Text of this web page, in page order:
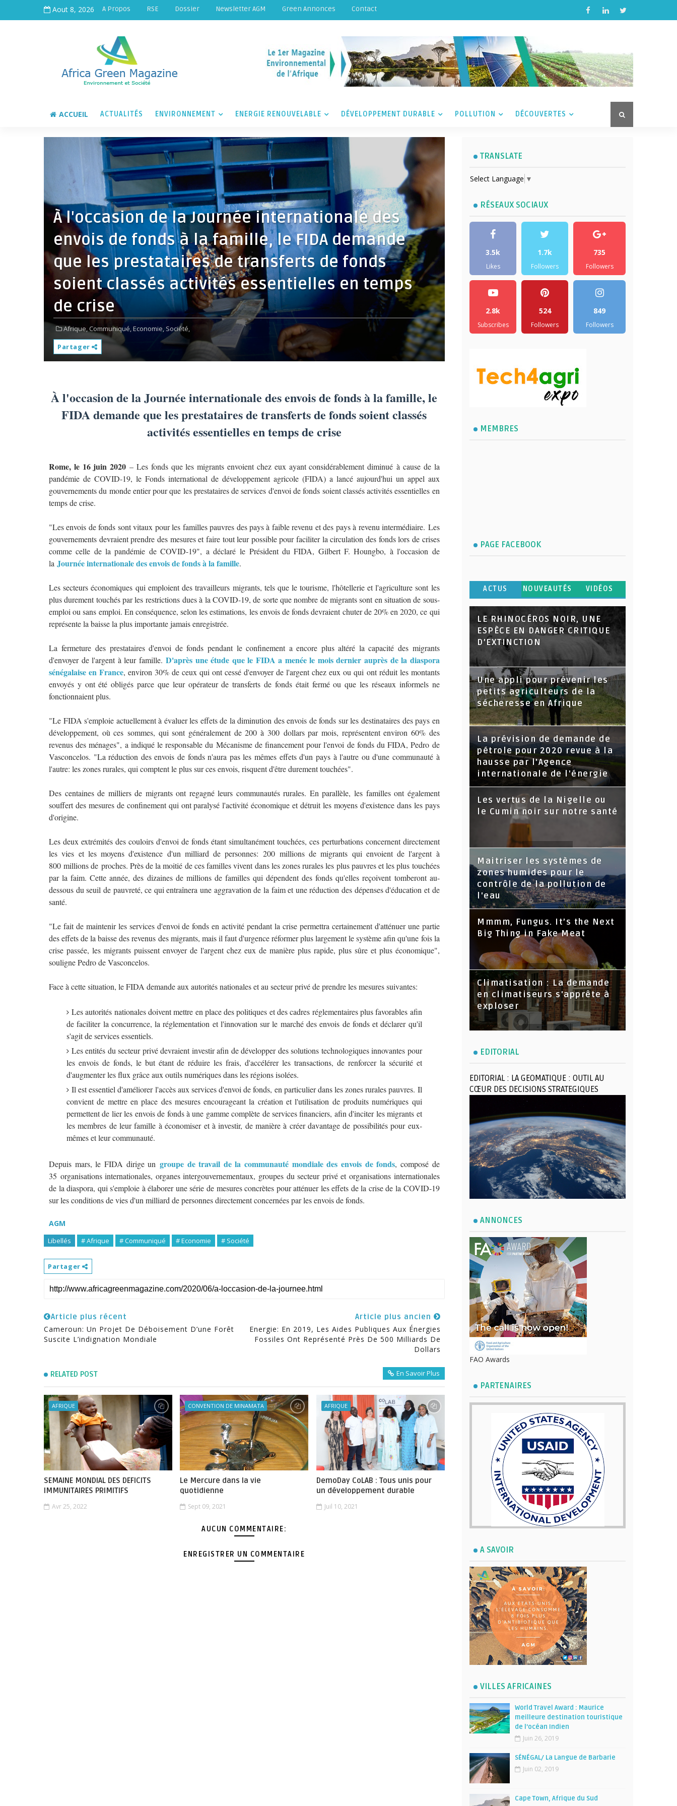
Aout 8, 2026 A Propos RSE Dossier Newsletter AGM Green Annonces Contact
ACCUEIL ACTUALITÉS ENVIRONNEMENT ENERGIE RENOUVELABLE DÉVELOPPEMENT DURABLE POLLUTION DÉCOUVERTES
À l'occasion de la Journée internationale des
envois de fonds à la famille, le FIDA demande
que les prestataires de transferts de fonds
soient classés activités essentielles en temps
de crise
Afrique,Communiqué,Economie, Société,
Partager
À l'occasion de la Journée internationale des envois de fonds à la famille, le
FIDA demande que les prestataires de transferts de fonds soient classés
activités essentielles en temps de crise
Rome, le 16 juin 2020 – Les fonds que les migrants envoient chez eux ayant considérablement diminué à cause de la
pandémie de COVID-19, le Fonds international de développement agricole (FIDA) a lancé aujourd'hui un appel aux
gouvernements du monde entier pour que les prestataires de services d'envoi de fonds soient classés activités essentielles en
temps de crise.
"Les envois de fonds sont vitaux pour les familles pauvres des pays à faible revenu et des pays à revenu intermédiaire. Les
gouvernements devraient prendre des mesures et faire tout leur possible pour faciliter la circulation des fonds lors de crises
comme celle de la pandémie de COVID-19", a déclaré le Président du FIDA, Gilbert F. Houngbo, à l'occasion de
la Journée internationale des envois de fonds à la famille.
Les secteurs économiques qui emploient des travailleurs migrants, tels que le tourisme, l'hôtellerie et l'agriculture sont les
plus durement touchés par les restrictions dues à la COVID-19, de sorte que nombre de migrants sont en situation de sous-
emploi ou sans emploi. En conséquence, selon les estimations, les envois de fonds devraient chuter de 20% en 2020, ce qui
représente la baisse la plus importante jamais enregistrée.
La fermeture des prestataires d'envoi de fonds pendant le confinement a encore plus altéré la capacité des migrants
d'envoyer de l'argent à leur famille.D'après une étude que le FIDA a menée le mois dernier auprès de la diaspora
sénégalaise en France, environ 30% de ceux qui ont cessé d'envoyer de l'argent chez eux ou qui ont réduit les montants
envoyés y ont été obligés parce que leur opérateur de transferts de fonds était fermé ou que les réseaux informels ne
fonctionnaient plus.
"Le FIDA s'emploie actuellement à évaluer les effets de la diminution des envois de fonds sur les destinataires des pays en
développement, où ces sommes, qui sont généralement de 200 à 300 dollars par mois, représentent environ 60% des
revenus des ménages", a indiqué le responsable du Mécanisme de financement pour l'envoi de fonds du FIDA, Pedro de
Vasconcelos. "La réduction des envois de fonds n'aura pas les mêmes effets d'un pays à l'autre ou d'une communauté à
l'autre: les zones rurales, qui comptent le plus sur ces envois, risquent d'être durement touchées".
Des centaines de milliers de migrants ont regagné leurs communautés rurales. En parallèle, les familles ont également
souffert des mesures de confinement qui ont paralysé l'activité économique et détruit les moyens d'existence dans les pays
d'origine.
Les deux extrémités des couloirs d'envoi de fonds étant simultanément touchées, ces perturbations concernent directement
les vies et les moyens d'existence d'un milliard de personnes: 200 millions de migrants qui envoient de l'argent à
800 millions de proches. Près de la moitié de ces familles vivent dans les zones rurales les plus pauvres et les plus touchées
par la faim. Cette année, des dizaines de millions de familles qui dépendent des fonds qu'elles reçoivent tomberont au-
dessous du seuil de pauvreté, ce qui entraînera une aggravation de la faim et une réduction des dépenses d'éducation et de
santé.
"Le fait de maintenir les services d'envoi de fonds en activité pendant la crise permettra certainement d'atténuer une partie
des effets de la baisse des revenus des migrants, mais il faut d'urgence réformer plus largement le système afin qu'une fois la
crise passée, les migrants puissent envoyer de l'argent chez eux de manière plus rapide, plus sûre et plus économique",
souligne Pedro de Vasconcelos.
Face à cette situation, le FIDA demande aux autorités nationales et au secteur privé de prendre les mesures suivantes:
Les autorités nationales doivent mettre en place des politiques et des cadres réglementaires plus favorables afin
de faciliter la concurrence, la réglementation et l'innovation sur le marché des envois de fonds et déclarer qu'il
s'agit de services essentiels.
Les entités du secteur privé devraient investir afin de développer des solutions technologiques innovantes pour
les envois de fonds, le but étant de réduire les frais, d'accélérer les transactions, de renforcer la sécurité et
d'augmenter les flux grâce aux outils numériques dans les régions isolées.
Il est essentiel d'améliorer l'accès aux services d'envoi de fonds, en particulier dans les zones rurales pauvres. Il
convient de mettre en place des mesures encourageant la création et l'utilisation de produits numériques qui
permettent de lier les envois de fonds à une gamme complète de services financiers, afin d'inciter les migrants et
les membres de leur famille à économiser et à investir, de manière à créer davantage de possibilités pour eux-
mêmes et leur communauté.
Depuis mars, le FIDA dirige un groupe de travail de la communauté mondiale des envois de fonds, composé de
35 organisations internationales, organes intergouvernementaux, groupes du secteur privé et organisations internationales
de la diaspora, qui s'emploie à élaborer une série de mesures concrètes pour atténuer les effets de la crise de la COVID-19
sur les conditions de vies d'un milliard de personnes directement concernées par les envois de fonds.
AGM
Libellés # Afrique # Communiqué # Economie # Société
Partager
Article plus récent
Cameroun: Un Projet De Déboisement D’une Forêt
Suscite L’indignation Mondiale
Article plus ancien
Energie: En 2019, Les Aides Publiques Aux Énergies
Fossiles Ont Représenté Près De 500 Milliards De
Dollars
RELATED POST En Savoir Plus
AFRIQUE
SEMAINE MONDIAL DES DEFICITS
IMMUNITAIRES PRIMITIFS
Avr 25, 2022
CONVENTION DE MINAMATA
Le Mercure dans la vie
quotidienne
Sept 09, 2021
AFRIQUE
DemoDay CoLAB : Tous unis pour
un développement durable
Juil 10, 2021
AUCUN COMMENTAIRE:
ENREGISTRER UN COMMENTAIRE
TRANSLATE
Select Language ▼
RÉSEAUX SOCIAUX
3.5k
Likes
1.7k
Followers
735
Followers
2.8k
Subscribes
524
Followers
849
Followers
MEMBRES
PAGE FACEBOOK
ACTUS NOUVEAUTÉS VIDÉOS
LE RHINOCÉROS NOIR, UNE
ESPÈCE EN DANGER CRITIQUE
D’EXTINCTION
Une appli pour prévenir les
petits agriculteurs de la
sécheresse en Afrique
La prévision de demande de
pétrole pour 2020 revue à la
hausse par l'Agence
internationale de l'énergie
Les vertus de la Nigelle ou
le Cumin noir sur notre santé
Maitriser les systèmes de
zones humides pour le
contrôle de la pollution de
l'eau
Mmmm, Fungus. It’s the Next
Big Thing in Fake Meat
Climatisation : La demande
en climatiseurs s'apprête à
exploser
EDITORIAL
EDITORIAL : LA GEOMATIQUE : OUTIL AU
CŒUR DES DECISIONS STRATEGIQUES
ANNONCES
FAO Awards
PARTENAIRES
A SAVOIR
VILLES AFRICAINES
World Travel Award : Maurice
meilleure destination touristique
de l’océan Indien
Juin 26, 2019
SÉNÉGAL/ La Langue de Barbarie
Juin 02, 2019
Cape Town, Afrique du Sud